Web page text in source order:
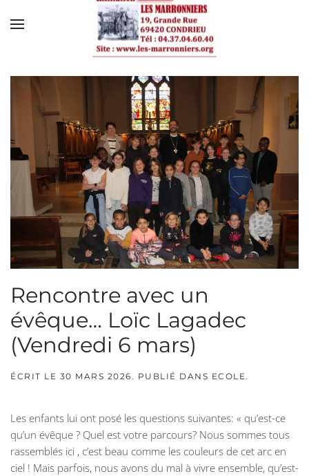
Skip to main content
Rencontre avec un
évêque… Loïc Lagadec
(Vendredi 6 mars)
ÉCRIT LE 30 MARS 2026 . PUBLIÉ DANS ECOLE .
Les enfants lui ont posé les questions suivantes: « qu’est-ce
qu’un évêque ? Quel est votre parcours? Nous sommes tous
rassemblés ici , c’est beau comme les couleurs de cet arc en
ciel ! Mais parfois, nous avons du mal à vivre ensemble, qu’est-